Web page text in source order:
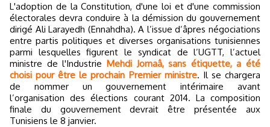
L'adoption de la Constitution, d'une loi et d'une commission
électorales devra conduire à la démission du gouvernement
dirigé Ali Larayedh (Ennahdha). A l’issue d’âpres négociations
entre partis politiques et diverses organisations tunisiennes
parmi lesquelles figurent le syndicat de l’UGTT, l’actuel
ministre de l'Industrie Mehdi Jomaâ, sans étiquette, a été
choisi pour être le prochain Premier ministre. Il se chargera
de nommer un gouvernement intérimaire avant
l’organisation des élections courant 2014. La composition
finale du gouvernement devrait être présentée aux
Tunisiens le 8 janvier.